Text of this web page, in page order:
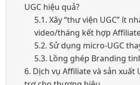
UGC hiệu quả?
5.1. Xây “thư viện UGC” ít
video/tháng kết hợp
5.2. Sử dụng micro-UGC
5.3. Lồng ghép Branding
6. Dịch vụ Affiliate và sản xuất